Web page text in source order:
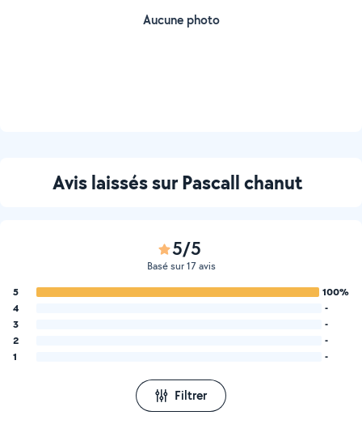
Aucune photo
Avis laissés sur Pascall chanut
5/5
Basé sur 17 avis
5
100%
4
-
3
-
2
-
1
-
Filtrer